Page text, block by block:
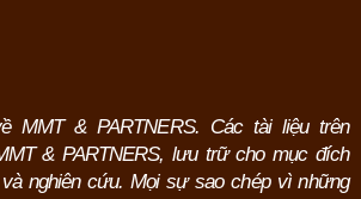
MMT & PARTNERS. Các tài liệu trên
& PARTNERS, lưu trữ cho mục đích
nghiên cứu.Mọi sự sao chép vì những